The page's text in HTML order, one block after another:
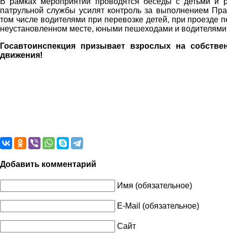
патрульной службы усилят контроль за выполнением
том числе водителями при перевозке детей, при
неустановленном месте, юными пешеходами и водителями
Госавтоинспекция призывает взрослых на
движения!
Добавить комментарий
Имя (обязательное)
E-Mail (обязательное)
Сайт